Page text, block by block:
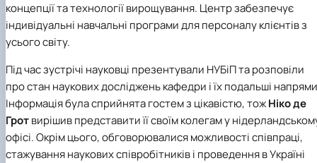
концепції та технології вирощування. Центр забезпечує
індивідуальні навчальні програми для персоналу клієнтів з
усього світу.
Під час зустрічі науковці презентували НУБіП та розповіли
про стан наукових досліджень кафедри і їх подальші
Інформація була сприйнята гостем з цікавістю, тожНіко де
Гротвирішив представити її своїм колегам у
офісі. Окрім цього, обговорювалися можливості співпраці,
стажування наукових співробітників і проведення в Україні